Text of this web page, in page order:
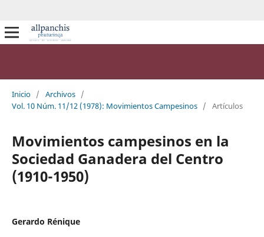
Inicio / Archivos /
Vol. 10 Núm. 11/12 (1978): Movimientos Campesinos / Artículos
Movimientos campesinos en la
Sociedad Ganadera del Centro
(1910-1950)
Gerardo Rénique